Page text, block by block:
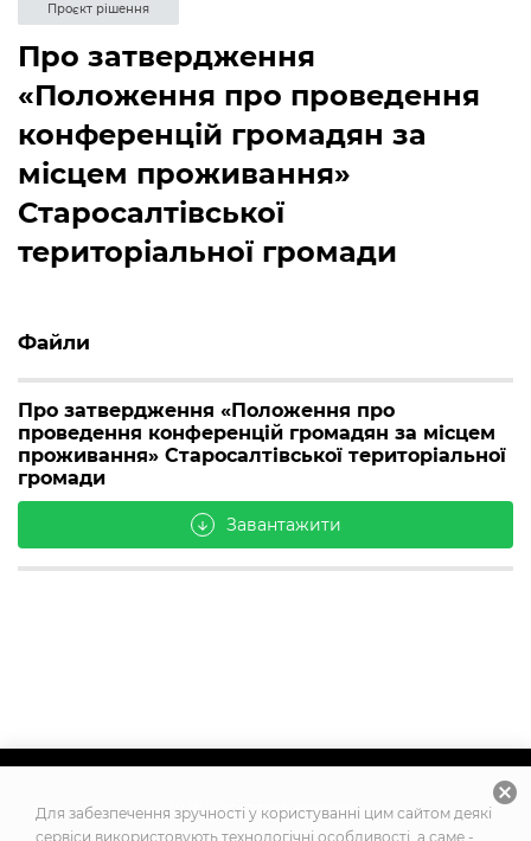
Проєкт рішення
Про затвердження
«Положення про проведення
конференцій громадян за
місцем проживання»
Старосалтівської
територіальної громади
Файли
Про затвердження «Положення про
проведення конференцій громадян за місцем
проживання» Старосалтівської територіальної
громади
arrow_downward Завантажити
2026 © Усі права захищено
Для забезпечення зручності у користуванні цим сайтом деякі
сервіси використовують технологічні особливості, а саме -
cancel